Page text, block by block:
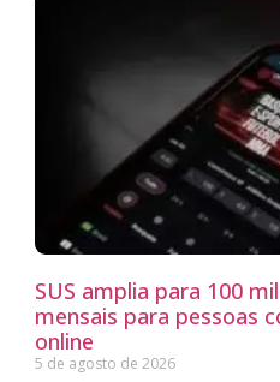
SUS amplia para 100
mensais para pessoas
online
5 de agosto de 2026